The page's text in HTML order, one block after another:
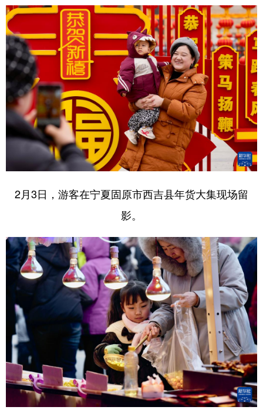
2月3日，游客在宁夏固原市西吉县年货大集现场留
影。